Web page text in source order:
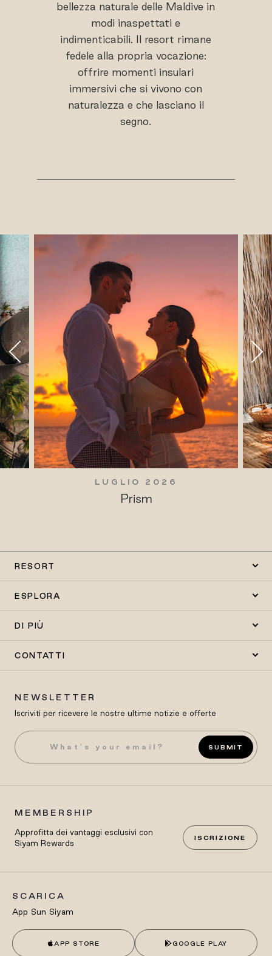
bellezza naturale delle Maldive in
modi inaspettati e
indimenticabili. Il resort rimane
fedele alla propria vocazione:
offrire momenti insulari
immersivi che si vivono con
naturalezza e che lasciano il
segno.
LUGLIO 2026
RESORT
ESPLORA
DI PIÙ
CONTATTI
NEWSLETTER
Iscriviti per ricevere le nostre ultime notizie e offerte
SUBMIT
MEMBERSHIP
Approfitta dei vantaggi esclusivi con
Siyam Rewards
ISCRIZIONE
SCARICA
App Sun Siyam
APP STORE GOOGLE PLAY